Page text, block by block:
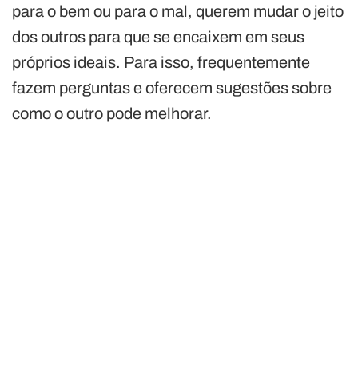
para o bem ou para o mal, querem mudar o jeito
dos outros para que se encaixem em seus
próprios ideais. Para isso, frequentemente
fazem perguntas e oferecem sugestões sobre
como o outro pode melhorar.